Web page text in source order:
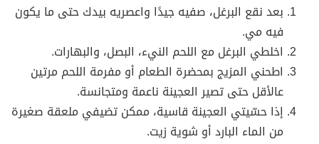
بعد نقع البرغل، صفيه جيدًا واعصريه بيدك حتى ما يكون
فيه مي.
اخلطي البرغل مع اللحم النيء، البصل، والبهارات.
اطحني المزيج بمحضرة الطعام أو مفرمة اللحم مرتين
عالأقل حتى تصير العجينة ناعمة ومتجانسة.
إذا حسّيتي العجينة قاسية، ممكن تضيفي ملعقة صغيرة
من الماء البارد أو شوية زيت.